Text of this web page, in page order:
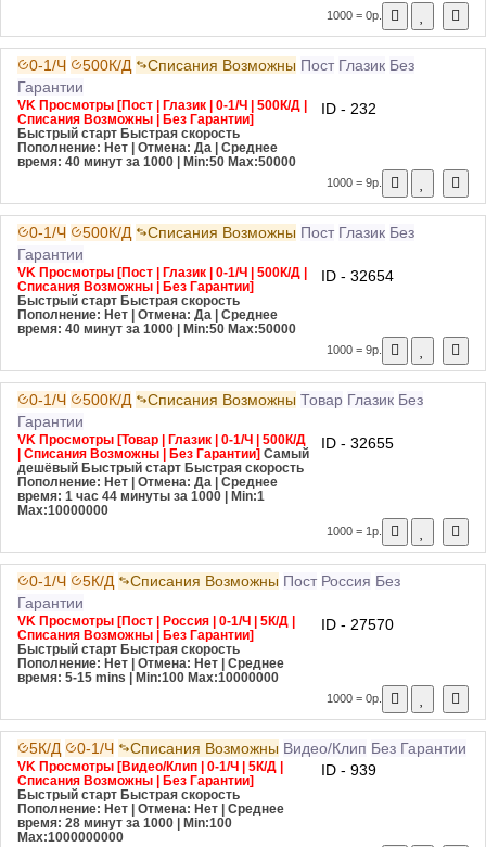
1000 = 0р.
0-1/Ч 500К/Д Списания Возможны Пост Глазик Без
Гарантии
VK Просмотры [Пост | Глазик | 0-1/Ч | 500К/Д |
Списания Возможны | Без Гарантии]
Быстрый старт Быстрая скорость
Пополнение: Нет | Отмена: Да | Среднее
время: 40 минут за 1000
| Min:50 Max:50000
ID - 232
1000 = 9р.
0-1/Ч 500К/Д Списания Возможны Пост Глазик Без
Гарантии
VK Просмотры [Пост | Глазик | 0-1/Ч | 500К/Д |
Списания Возможны | Без Гарантии]
Быстрый старт Быстрая скорость
Пополнение: Нет | Отмена: Да | Среднее
время: 40 минут за 1000
| Min:50 Max:50000
ID - 32654
1000 = 9р.
0-1/Ч 500К/Д Списания Возможны Товар Глазик Без
Гарантии
VK Просмотры [Товар | Глазик | 0-1/Ч | 500К/Д
| Списания Возможны | Без Гарантии] Самый
дешёвый Быстрый старт Быстрая скорость
Пополнение: Нет | Отмена: Да | Среднее
время: 1 час 44 минуты за 1000
| Min:1
Max:10000000
ID - 32655
1000 = 1р.
0-1/Ч 5К/Д Списания Возможны Пост Россия Без
Гарантии
VK Просмотры [Пост | Россия | 0-1/Ч | 5К/Д |
Списания Возможны | Без Гарантии]
Быстрый старт Быстрая скорость
Пополнение: Нет | Отмена: Нет | Среднее
время: 5-15 mins
| Min:100 Max:10000000
ID - 27570
1000 = 0р.
5К/Д 0-1/Ч Списания Возможны Видео/Клип Без Гарантии
VK Просмотры [Видео/Клип | 0-1/Ч | 5К/Д |
Списания Возможны | Без Гарантии]
Быстрый старт Быстрая скорость
Пополнение: Нет | Отмена: Нет | Среднее
время: 28 минут за 1000
| Min:100
Max:1000000000
ID - 939